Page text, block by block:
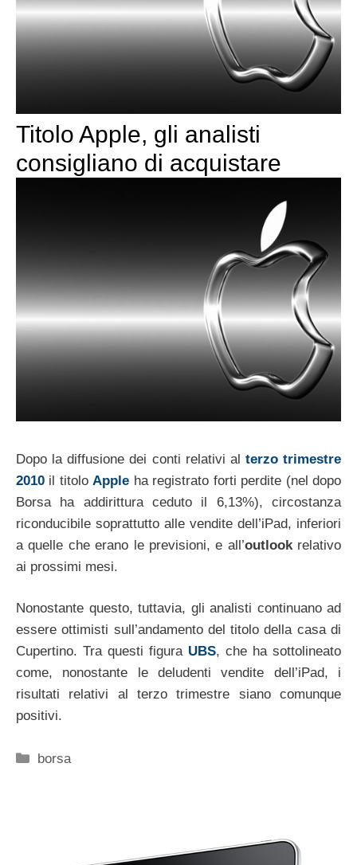
Titolo Apple, gli analisti
consigliano di acquistare
Dopo la diffusione dei conti relativi al terzo trimestre
2010 il titolo Apple ha registrato forti perdite (nel dopo
Borsa ha addirittura ceduto il 6,13%), circostanza
riconducibile soprattutto alle vendite dell’iPad, inferiori
a quelle che erano le previsioni, e all’outlookrelativo
ai prossimi mesi.
Nonostante questo, tuttavia, gli analisti continuano ad
essere ottimisti sull’andamento del titolo della casa di
Cupertino. Tra questi figura UBS, che ha sottolineato
come, nonostante le deludenti vendite dell’iPad, i
risultati relativi al terzo trimestre siano comunque
positivi.
Categorie
borsa